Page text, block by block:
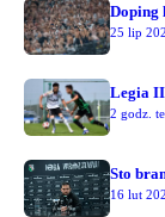
Doping
25 lip
Legia II
2 godz.
Sto
16 lut